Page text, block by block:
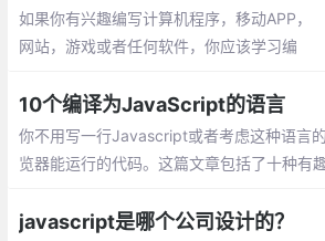
如果你有兴趣编写计算机程序，移动APP，
网站，游戏或者任何软件，你应该学习编
序。无论对于何种计算机编程语言,其核心编
程思想都是一样的
10个编译为JavaScript的语言
你不用写一行Javascript或者考虑这种语言
览器能运行的代码。这篇文章包括了十种有
javascript是哪个公司设计的？